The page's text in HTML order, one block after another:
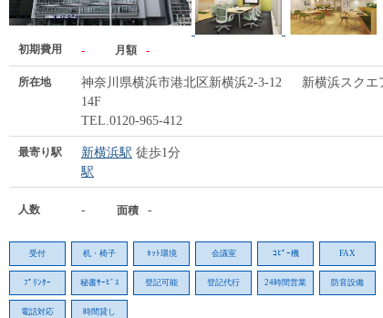
初期費用 - 月額 -
所在地
神奈川県横浜市港北区新横浜2-3-12 新横浜スクエ
14F
TEL.0120-965-412
最寄り駅 新横浜駅 徒歩1分
駅
人数 - 面積 -
受付 机・椅子 ﾈｯﾄ環境 会議室 ｺﾋﾟｰ機 FAX
ﾌﾟﾘﾝﾀｰ 秘書ｻｰﾋﾞｽ 登記可能 登記代行 24時間営業 防音設備
電話対応 時間貸し